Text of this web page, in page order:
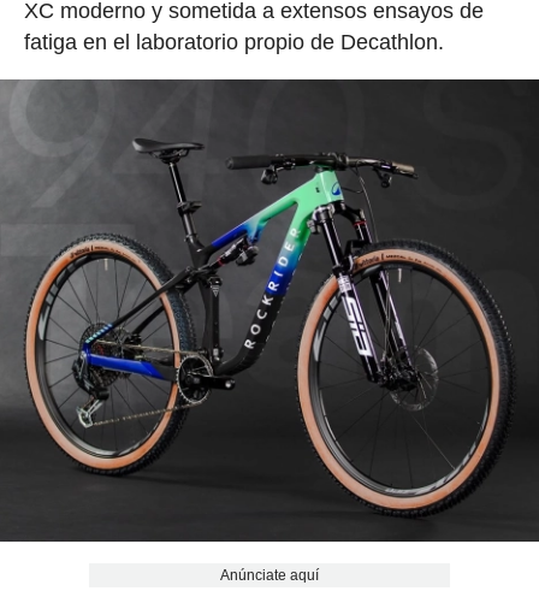
XC moderno y sometida a extensos ensayos de
fatiga en el laboratorio propio de Decathlon.
Anúnciate aquí